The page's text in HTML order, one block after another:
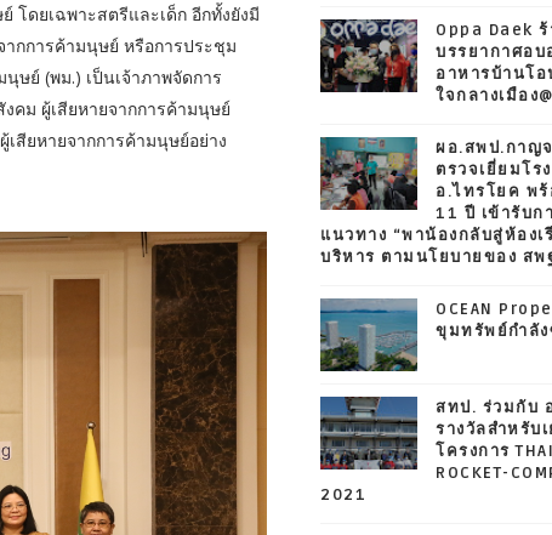
โดยเฉพาะสตรีและเด็ก อีกทั้งยังมี
กการค้ามนุษย์ หรือการประชุม
ษย์ (พม.) เป็นเจ้าภาพจัดการ
คม ผู้เสียหายจากการค้ามนุษย์
สียหายจากการค้ามนุษย์อย่าง
Oppa Daek
บรรยากาศอ
อาหารบ้านโอ
ใจกลางเมือง
ผอ.สพป.กาญ
ตรวจเยี่ยมโร
อ.ไทรโยค พ
11 ปี เข้ารับก
แนวทาง “พาน้องกลับสู่ห้อง
บริหาร ตามนโยบายของ สพ
OCEAN
ขุมทรัพย์กำลัง
สทป. ร่วมกับ
รางวัลสำหรับ
โครงการ
ROCKET-
2021